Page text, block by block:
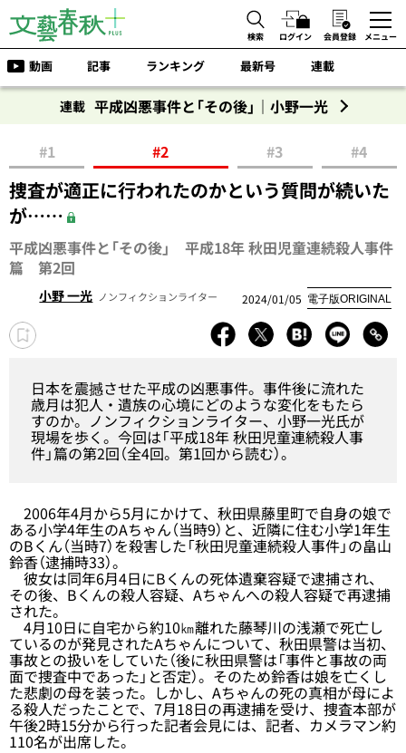
検索 ログイン 会員登録 メニュー
動画 記事 ランキング 最新号 連載
連載 平成凶悪事件と「その後」｜小野一光
#1 #2 #3 #4
捜査が適正に行われたのかという質問が続いた
が……
平成凶悪事件と「その後」 平成18年 秋田児童連続殺人事件
篇 第2回
小野 一光 ノンフィクションライター 2024/01/05 電子版ORIGINAL
日本を震撼させた平成の凶悪事件。事件後に流れた
歳月は犯人・遺族の心境にどのような変化をもたら
すのか。ノンフィクションライター、小野一光氏が
現場を歩く。今回は「平成18年 秋田児童連続殺人事
件」篇の第2回（全4回。 第1回から読む）。
2006年4月から5月にかけて、秋田県藤里町で自身の娘で
ある小学4年生のAちゃん（当時9）と、近隣に住む小学1年生
のBくん（当時7）を殺害した「秋田児童連続殺人事件」の畠山
鈴香（逮捕時33）。
彼女は同年6月4日にBくんの死体遺棄容疑で逮捕され、
その後、Bくんの殺人容疑、Aちゃんへの殺人容疑で再逮捕
された。
4月10日に自宅から約10㎞離れた藤琴川の浅瀬で死亡し
ているのが発見されたAちゃんについて、秋田県警は当初、
事故との扱いをしていた（後に秋田県警は「事件と事故の両
面で捜査中であった」と否定）。そのため鈴香は娘を亡くし
た悲劇の母を装った。しかし、Aちゃんの死の真相が母によ
る殺人だったことで、7月18日の再逮捕を受け、捜査本部が
午後2時15分から行った記者会見には、記者、カメラマン約
110名が出席した。